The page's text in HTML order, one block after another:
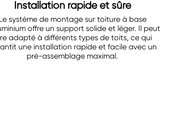
Installation rapide et sûre
système de montage sur toiture à base
offre un support solide et léger. Il peut
adapté à différents types de toits, ce qui
une installation rapide et facile avec un
pré-assemblage maximal.